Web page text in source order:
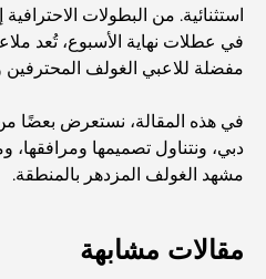
استثنائية. من البطولات
في عطلات نهاية الأسبوع، تُعد
مفضلة للاعبي الغولف المحترفين
في هذه المقالة، نستعرض بعضًا
دبي، ونتناول تصميمها
مشهد الغولف المزدهر بالمنطقة.
مقالات مشابهة